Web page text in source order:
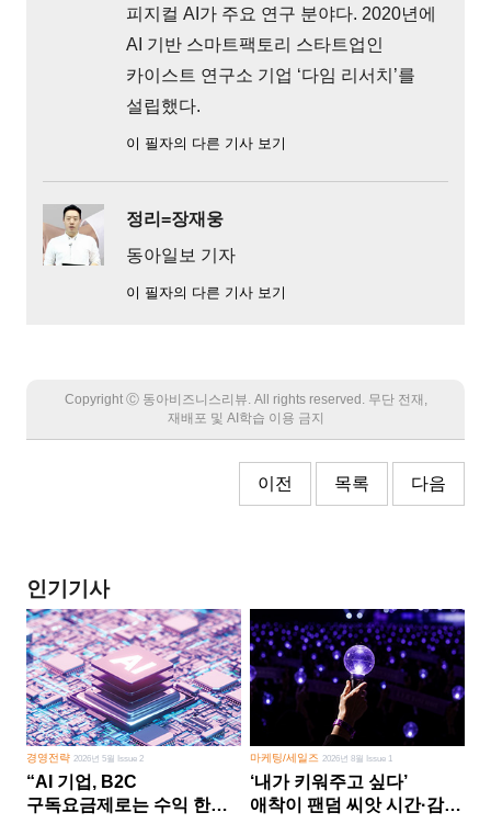
피지컬 AI가 주요 연구 분야다. 2020년에
AI 기반 스마트팩토리 스타트업인
카이스트 연구소 기업 ‘다임 리서치’를
설립했다.
이 필자의 다른 기사 보기
정리=장재웅
동아일보 기자
이 필자의 다른 기사 보기
Copyright Ⓒ 동아비즈니스리뷰. All rights reserved. 무단 전재,
재배포 및 AI학습 이용 금지
이전 목록 다음
인기기사
경영전략 2026년 5월 Issue 2
“AI 기업, B2C
구독요금제로는 수익 한계
마케팅/세일즈 2026년 8월 Issue 1
‘내가 키워주고 싶다’
애착이 팬덤 씨앗 시간·감정